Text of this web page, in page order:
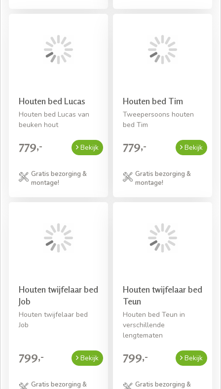
Houten bed Lucas
Houten bed Lucas van
beuken hout
779,- Bekijk
Gratis bezorging &
montage!
Houten bed Tim
Tweepersoons houten
bed Tim
779,- Bekijk
Gratis bezorging &
montage!
Houten twijfelaar bed
Job
Houten twijfelaar bed
Job
799,- Bekijk
Gratis bezorging &
Houten twijfelaar bed
Teun
Houten bed Teun in
verschillende
lengtematen
799,- Bekijk
Gratis bezorging &